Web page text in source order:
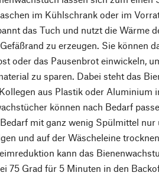
im Kühlschrank oder im
das Tuch und nutzt die Wärme
zu erzeugen. Sie können
oder das Pausenbrot einwickeln,
zu sparen. Dabei steht das
aus Plastik oder Aluminium
können nach Bedarf
mit ganz wenig Spülmittel nur
und auf der Wäscheleine
kann das
75 Grad für 5 Minuten in den